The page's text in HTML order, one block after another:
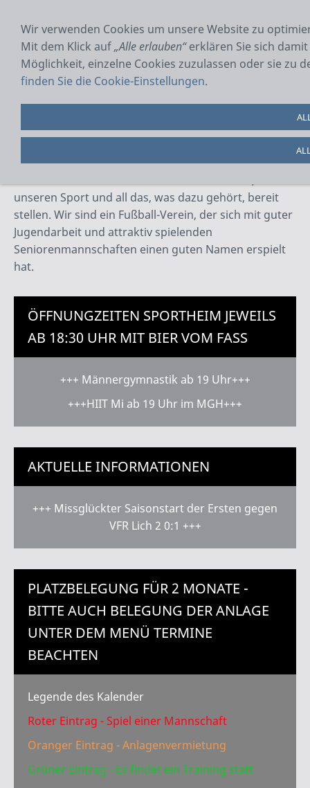
Gästebuch
und möchten Ihnen auf diesem Wege möglichst viele
unseren Sport und all das, was dazu gehört, bereit
stellen. Wir sind ein Fußball-Verein, der sich mit guter
Jugendarbeit und attraktiv spielenden
Seniorenmannschaften einen guten Namen erspielt
hat.
ÖFFNUNGZEITEN SPORTHEIM JEWEILS
AB 18:30 UHR MIT BIER VOM FASS
+++ Männergymnastik ab 19 Uhr+++
+++HIIT Mi ab 19 Uhr im MGH+++
AKTUELLE INFORMATIONEN
+++ Missglückter Saisonstart der Ersten gegen
VFR Lich 2 0:1 +++
PLATZBELEGUNG FÜR 2 MONATE -
BITTE AUCH BELEGUNG DER ANLAGE
UNTER DEM MENÜ TERMINE
BEACHTEN
Legende des Kalender
Roter Eintrag - Spiel einer Mannschaft
Oranger Eintrag - Anlagenvermietung
Grüner Eintrag - Es findet ein Training statt
Wir verwenden Cookies um unsere Website zu
Mit dem Klick auf„Alle erlauben“erklären Sie sich
Möglichkeit, einzelne Cookies zuzulassen oder sie
finden Sie die Cookie-Einstellungen.